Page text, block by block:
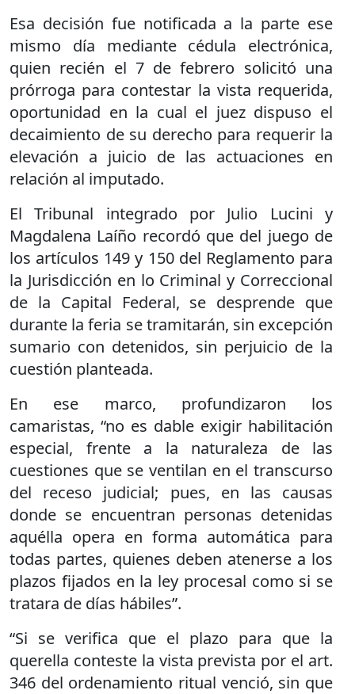
Esa decisión fue notificada a la parte ese
mismo día mediante cédula electrónica,
quien recién el 7 de febrero solicitó una
prórroga para contestar la vista requerida,
oportunidad en la cual el juez dispuso el
decaimiento de su derecho para requerir la
elevación a juicio de las actuaciones en
relación al imputado.
El Tribunal integrado por Julio Lucini y
Magdalena Laíño recordó que del juego de
los artículos 149 y 150 del Reglamento para
la Jurisdicción en lo Criminal y Correccional
de la Capital Federal, se desprende que
durante la feria se tramitarán, sin excepción
sumario con detenidos, sin perjuicio de la
cuestión planteada.
En ese marco, profundizaron los
camaristas, “no es dable exigir habilitación
especial, frente a la naturaleza de las
cuestiones que se ventilan en el transcurso
del receso judicial; pues, en las causas
donde se encuentran personas detenidas
aquélla opera en forma automática para
todas partes, quienes deben atenerse a los
plazos fijados en la ley procesal como si se
tratara de días hábiles”.
“Si se verifica que el plazo para que la
querella conteste la vista prevista por el art.
346 del ordenamiento ritual venció, sin que